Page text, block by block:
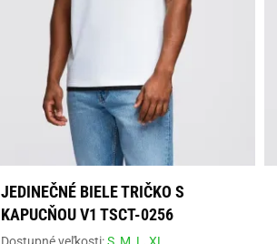
JEDINEČNÉ BIELE TRIČKO S
KAPUCŇOU V1 TSCT-0256